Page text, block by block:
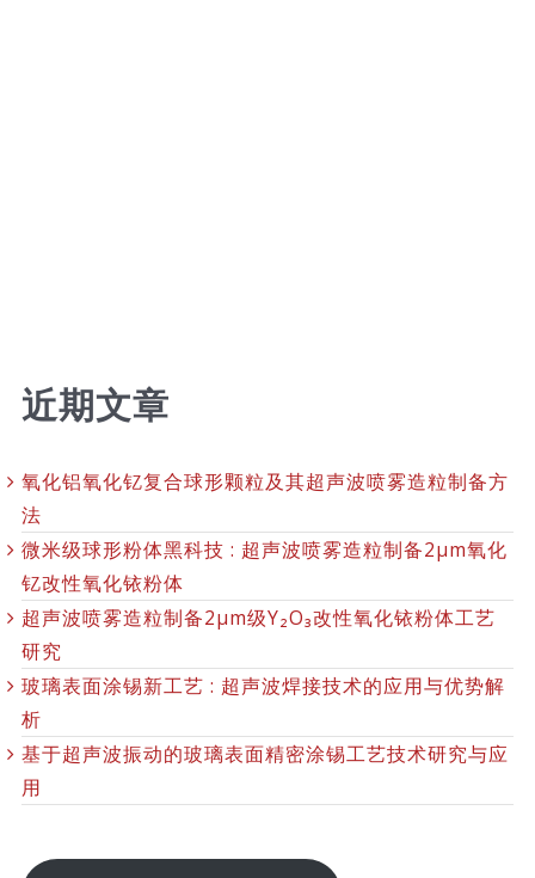
近期文章
氧化铝氧化钇复合球形颗粒及其超声波喷雾造粒制备方
法
微米级球形粉体黑科技 : 超声波喷雾造粒制备2μm氧化
钇改性氧化铱粉体
超声波喷雾造粒制备2μm级Y₂O₃改性氧化铱粉体工艺
研究
玻璃表面涂锡新工艺 : 超声波焊接技术的应用与优势解
析
基于超声波振动的玻璃表面精密涂锡工艺技术研究与应
用